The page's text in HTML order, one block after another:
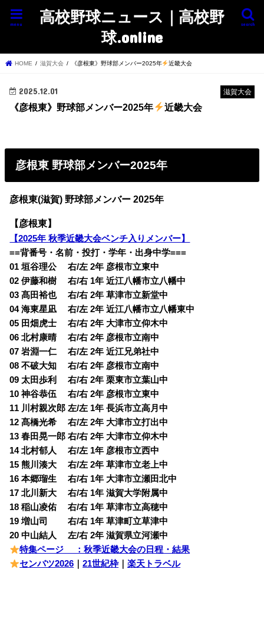
高校野球ニュース｜高校野
球.online
search
menu
HOME 滋賀大会 《彦根東》野球部メンバー2025年 近畿大会
滋賀大会
2025.12.01
《彦根東》野球部メンバー2025年 近畿大会
彦根東 野球部メンバー2025年
彦根東(滋賀) 野球部メンバー 2025年
【彦根東】
【2025年 秋季近畿大会ベンチ入りメンバー】
==背番号・名前・投打・学年・出身中学===
01 垣谷理公 右/左 2年 彦根市立東中
02 伊藤和樹 右/右 1年 近江八幡市立八幡中
03 髙田裕也 右/右 2年 草津市立新堂中
04 海東星凪 右/左 2年 近江八幡市立八幡東中
05 田畑虎士 右/右 2年 大津市立仰木中
06 北村康晴 右/右 2年 彦根市立南中
07 岩淵一仁 右/左 2年 近江兄弟社中
08 不破大知 右/右 2年 彦根市立南中
09 太田歩利 右/右 2年 栗東市立葉山中
10 神谷恭伍 右/右 2年 彦根市立東中
11 川村親次郎 左/左 1年 長浜市立高月中
12 髙橋光希 右/左 2年 大津市立打出中
13 春田晃一郎 右/右 2年 大津市立仰木中
14 北村郁人 右/左 1年 彦根市立西中
15 熊川湊大 右/左 2年 草津市立老上中
16 本郷瑠生 右/右 1年 大津市立瀬田北中
17 北川新大 右/右 1年 滋賀大学附属中
18 稲山凌佑 右/右 1年 草津市立高穂中
19 増山司 右/右 1年 草津町立草津中
20 中山結人 左/右 2年 滋賀県立河瀬中
特集ページ ：秋季近畿大会の日程・結果
センバツ2026 ｜21世紀枠｜楽天トラベル